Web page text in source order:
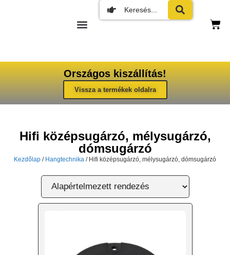
Országos kiszállítás!
Vissza a termékek oldalra
Hifi középsugárzó, mélysugárzó,
dómsugárzó
Kezdőlap / Hangtechnika / Hifi középsugárzó, mélysugárzó, dómsugárzó